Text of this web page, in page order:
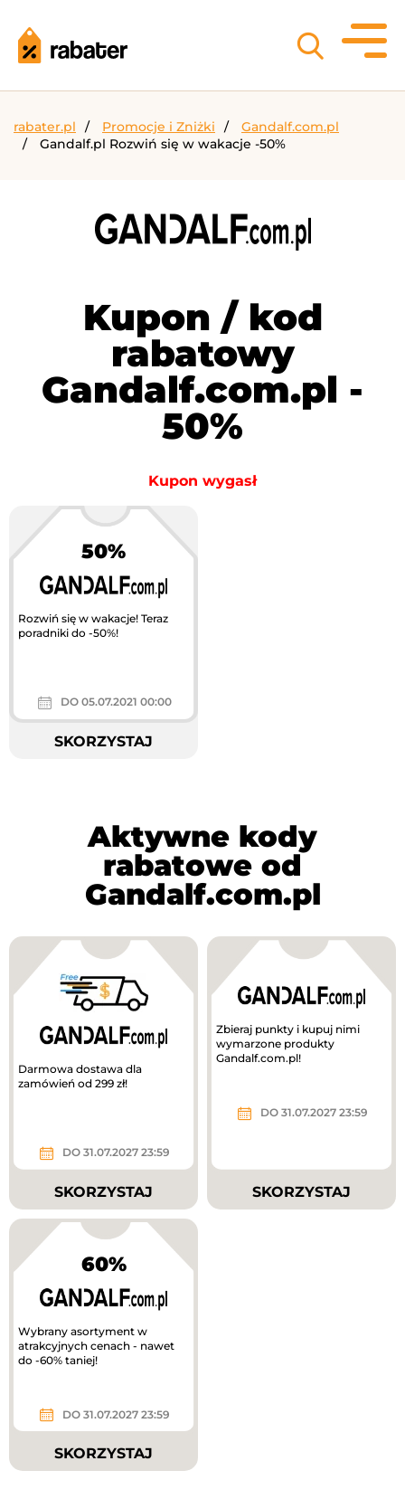
rabater.pl Promocje i Zniżki
Gandalf.com.pl
Gandalf.pl Rozwiń się w wakacje -50%
Kupon / kod
rabatowy
Gandalf.com.pl -
50%
Kupon wygasł
50%
Rozwiń się w wakacje! Teraz
poradniki do -50%!
DO 05.07.2021 00:00
SKORZYSTAJ
Aktywne kody
rabatowe od
Gandalf.com.pl
Darmowa dostawa dla
zamówień od 299 zł!
DO 31.07.2027 23:59
SKORZYSTAJ
Zbieraj punkty i kupuj nimi
wymarzone produkty
Gandalf.com.pl!
DO 31.07.2027 23:59
SKORZYSTAJ
60%
Wybrany asortyment w
atrakcyjnych cenach - nawet
do -60% taniej!
DO 31.07.2027 23:59
SKORZYSTAJ